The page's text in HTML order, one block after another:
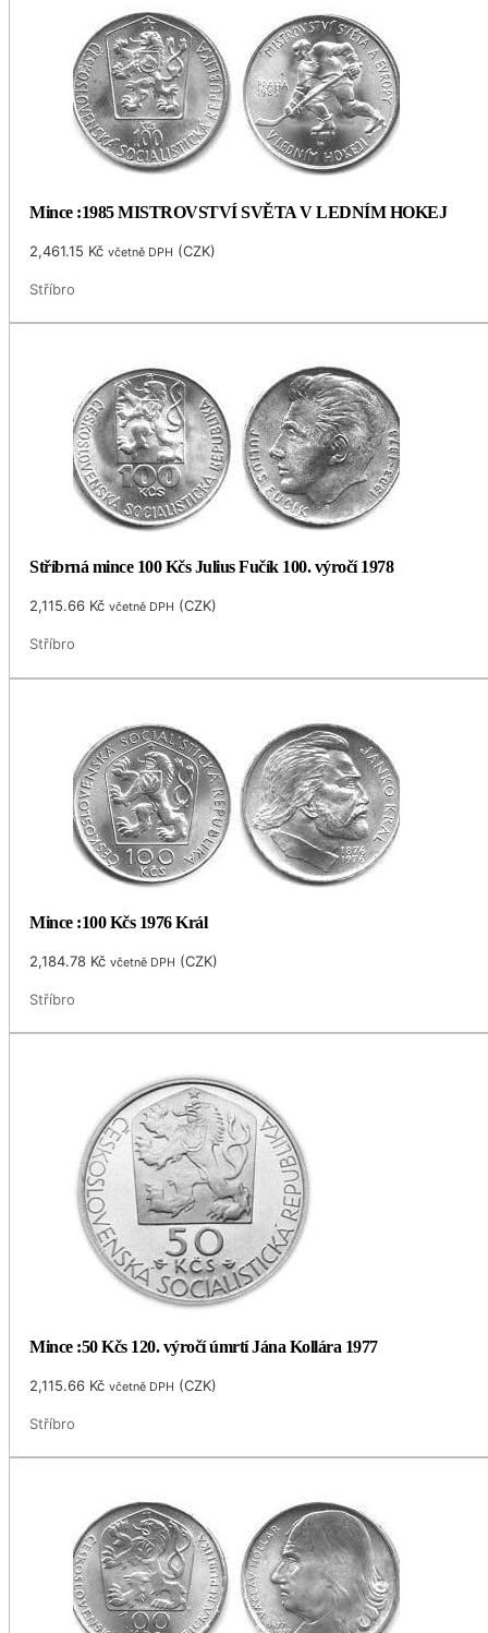
Mince :1985 MISTROVSTVÍ SVĚTA V LEDNÍM HOKEJ
2,461.15 Kč včetně DPH (CZK)
Stříbro
Stříbrná mince 100 Kčs Julius Fučík 100. výročí 1978
2,115.66 Kč včetně DPH (CZK)
Stříbro
Mince :100 Kčs 1976 Král
2,184.78 Kč včetně DPH (CZK)
Stříbro
Mince :50 Kčs 120. výročí úmrtí Jána Kollára 1977
2,115.66 Kč včetně DPH (CZK)
Stříbro